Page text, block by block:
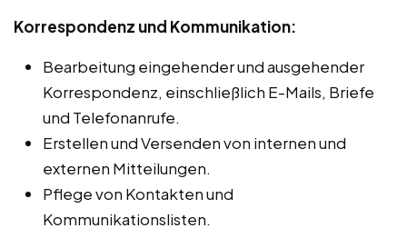
Korrespondenz und Kommunikation:
Bearbeitung eingehender und ausgehender
Korrespondenz, einschließlich E-Mails, Briefe
und Telefonanrufe.
Erstellen und Versenden von internen und
externen Mitteilungen.
Pflege von Kontakten und
Kommunikationslisten.